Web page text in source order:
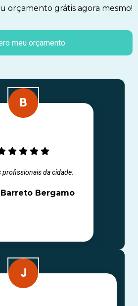
orçamento grátis agora mesmo!
meu orçamento
profissionais da cidade.
Bergamo